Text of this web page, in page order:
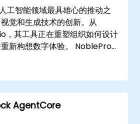
执行，助您成功。 我们提供灵
您的运营需求定制。我们的顾
动环境远程工作，或在您的所
施提供线下支持。这些参与模
AI管道，确保您的架构稳健、
产。 这门咨询课程也被称为
、Azure Cognitive Services
它帮助组织架构、部署和管理
全、负责任并以云速度运行。
可操作的策略，将AI能力与您
工智能领域最具雄心的推动之
觉和生成技术的创新。从
，其工具正在重塑组织如何设计
新构想数字体验。 NobleProg
统的教学不同，我们的专家顾
作，设计解决方案，构建功能
无缝集成到关键业务工作流程
项目使用共享的交互式环境，
AgentCore